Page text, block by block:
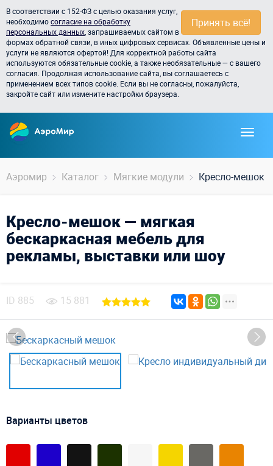
Принять всё!
В соответствии с 152-ФЗ с целью оказания услуг,
необходимосогласие на обработку
персональных данных , запрашиваемых сайтом в
формах обратной связи, в иных цифровых сервисах. Объявленные цены и
услуги не являются офертой! Для корректной работы сайта
используются обязательные cookie, а также необязательные — с вашего
согласия. Продолжая использование сайта, вы соглашаетесь с
применением всех типов cookie. Если вы не согласны, пожалуйста,
закройте сайт или измените настройки браузера.
Аэромир Каталог Мягкие модули Кресло-мешок
Кресло-мешок — мягкая
бескаркасная мебель для
рекламы, выставки или шоу
ID 885 15 881
Варианты цветов